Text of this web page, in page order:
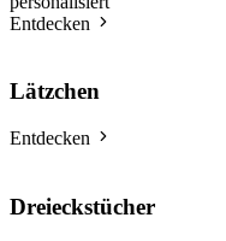
Entdecken
Lätzchen
Entdecken
Dreieckstücher